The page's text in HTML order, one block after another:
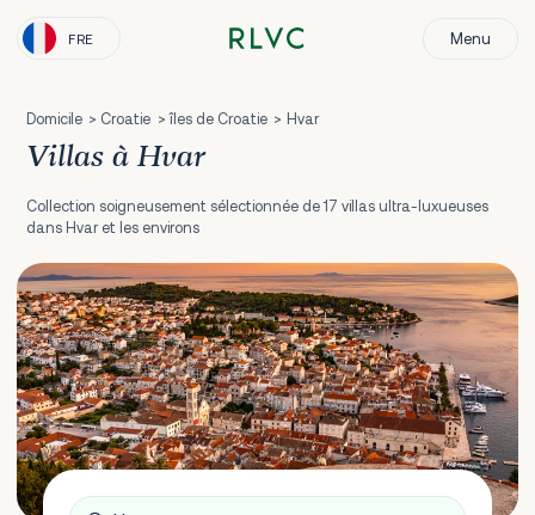
FRE Menu
Domicile Croatie îles de Croatie Hvar
Villas à Hvar
Collection soigneusement sélectionnée de 17 villas ultra-luxueuses
dans Hvar et les environs